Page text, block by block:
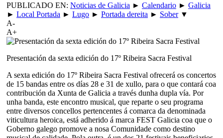
PUBLICADO EN: Noticias de Galicia ► Calendario ► Galicia
► Local Portada ► Lugo ► Portada dereita ► Sober▼
A-
A+
Presentación da sexta edición do 17º Ribeira Sacra Festival
A sexta edición do 17º Ribeira Sacra Festival ofrecerá os concertos
de 15 bandas entre os días 28 e 31 de xullo, para o que contará coa
contribución da Xunta de Galicia a través dunha dupla vía. Por
unha banda, este encontro musical, que reparte o seu programa
entre diversos concellos pertencentes á comarca da denominada
viticultura heroica, está adherido á marca FEST Galicia coa que o
Goberno galego promove a nosa Comunidade como destino